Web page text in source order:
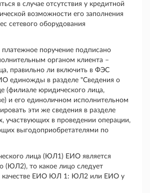
в случае отсутствия у кредитной
возможности его заполнения
сетевого оборудования
платежное поручение подписано
органом клиента –
правильно ли включить в ФЭС
единожды в разделе "Сведения о
(филиале юридического лица,
и его единоличном исполнительном
эти же сведения в разделе
участвующих в проведении операции,
выгодоприобретателями по
лица (ЮЛ1) ЕИО является
(ЮЛ2), то какое лицо следует
качестве ЕИО ЮЛ 1: ЮЛ2 или ЕИО у